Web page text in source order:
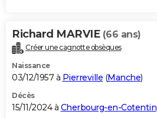
Richard MARVIE (66 ans)
Créer une cagnotte obsèques
Naissance
03/12/1957 à Pierreville (Manche)
Décès
15/11/2024 à Cherbourg-en-Cotentin